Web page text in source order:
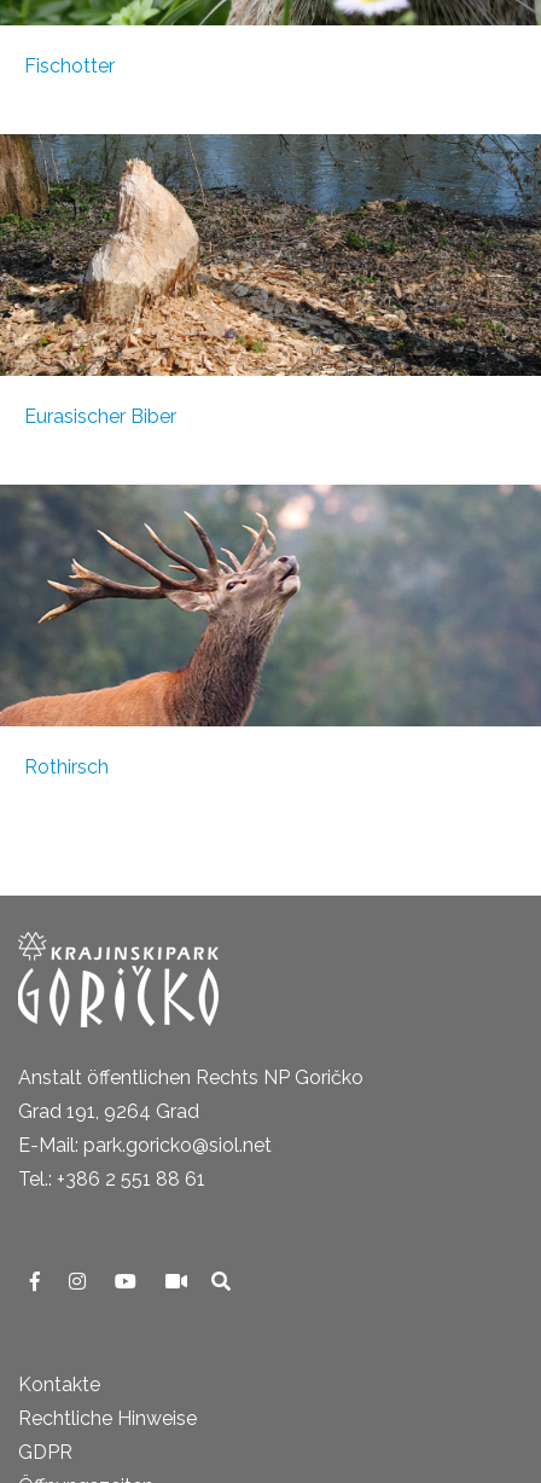
Fischotter
Eurasischer Biber
Rothirsch
Anstalt öffentlichen Rechts NP Goričko
Grad 191, 9264 Grad
E-Mail: park.goricko@siol.net
Tel.: +386 2 551 88 61
Kontakte
Rechtliche Hinweise
GDPR